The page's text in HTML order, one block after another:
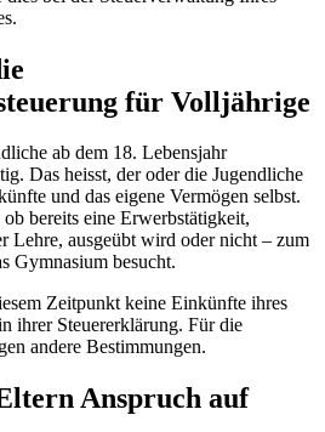
für Volljährige
ab dem 18. Lebensjahr
Das heisst, der oder die Jugendliche
und das eigene Vermögen selbst.
bereits eine Erwerbstätigkeit,
Lehre, ausgeübt wird oder nicht – zum
Gymnasium besucht.
Zeitpunkt keine Einkünfte ihres
ihrer Steuererklärung. Für die
andere Bestimmungen.
Anspruch auf